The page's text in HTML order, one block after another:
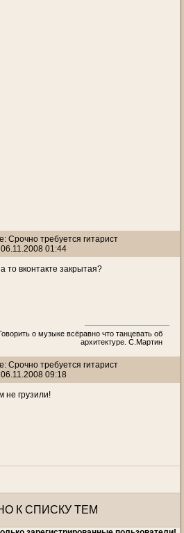
Срочно требуется гитарист
06.11.2008 01:44
то вконтакте закрытая?
о музыке всёравно что танцевать об
архитектуре. С.Мартин
Срочно требуется гитарист
06.11.2008 09:18
не грузили!
К СПИСКУ ТЕМ